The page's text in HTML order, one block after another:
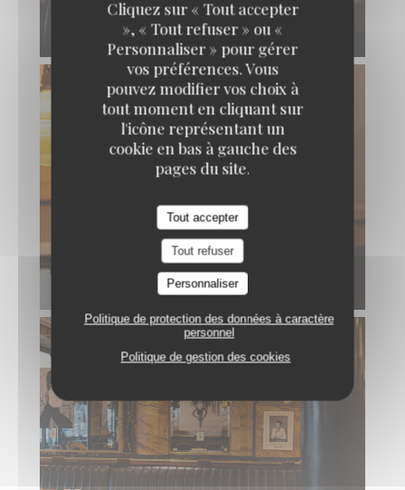
Cliquez sur « Tout accepter
», « Tout refuser » ou «
Personnaliser » pour gérer
vos préférences. Vous
pouvez modifier vos choix à
tout moment en cliquant sur
l'icône représentant un
cookie en bas à gauche des
pages du site.
Tout accepter
Tout refuser
Personnaliser
Politique de protection des données à caractère
personnel
Politique de gestion des cookies